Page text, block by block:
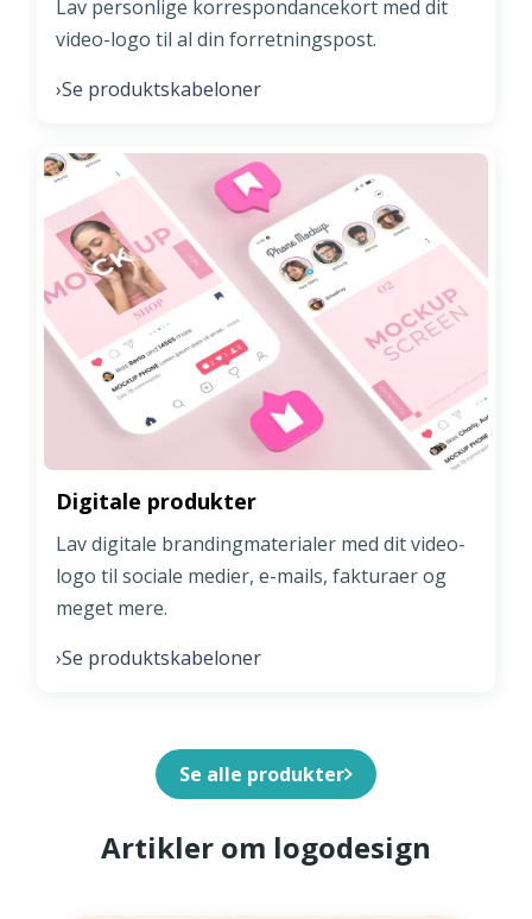
Lav personlige korrespondancekort med dit
video-logo til al din forretningspost.
›Se produktskabeloner
Digitale produkter
Lav digitale brandingmaterialer med dit video-
logo til sociale medier, e-mails, fakturaer og
meget mere.
›Se produktskabeloner
Se alle produkter
Artikler om logodesign